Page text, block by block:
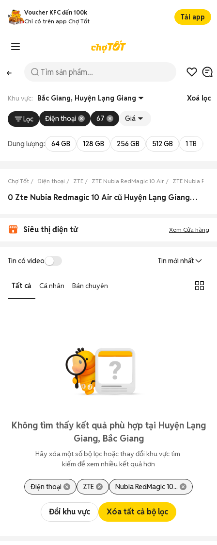
Voucher KFC đến 100k
Chỉ có trên app Chợ Tốt
Tải app
Khu vực: Bắc Giang, Huyện Lạng Giang Xoá lọc
Lọc Điện thoại 67 Giá
Dung lượng: 64 GB 128 GB 256 GB 512 GB 1 TB
Chợ Tốt Điện thoại ZTE ZTE Nubia RedMagic 10 Air ZTE Nubia
0 Zte Nubia Redmagic 10 Air cũ Huyện Lạng Giang, Bắc Giang đẹp
Siêu thị điện tử Xem Cửa hàng
Tin có video Tin mới nhất
Tất cả Cá nhân Bán chuyên
Không tìm thấy kết quả phù hợp tại Huyện Lạng
Giang, Bắc Giang
Hãy xóa một số bộ lọc hoặc thay đổi khu vực tìm
kiếm để xem nhiều kết quả hơn
Điện thoại ZTE Nubia RedMagic 10...
Đổi khu vực Xóa tất cả bộ lọc